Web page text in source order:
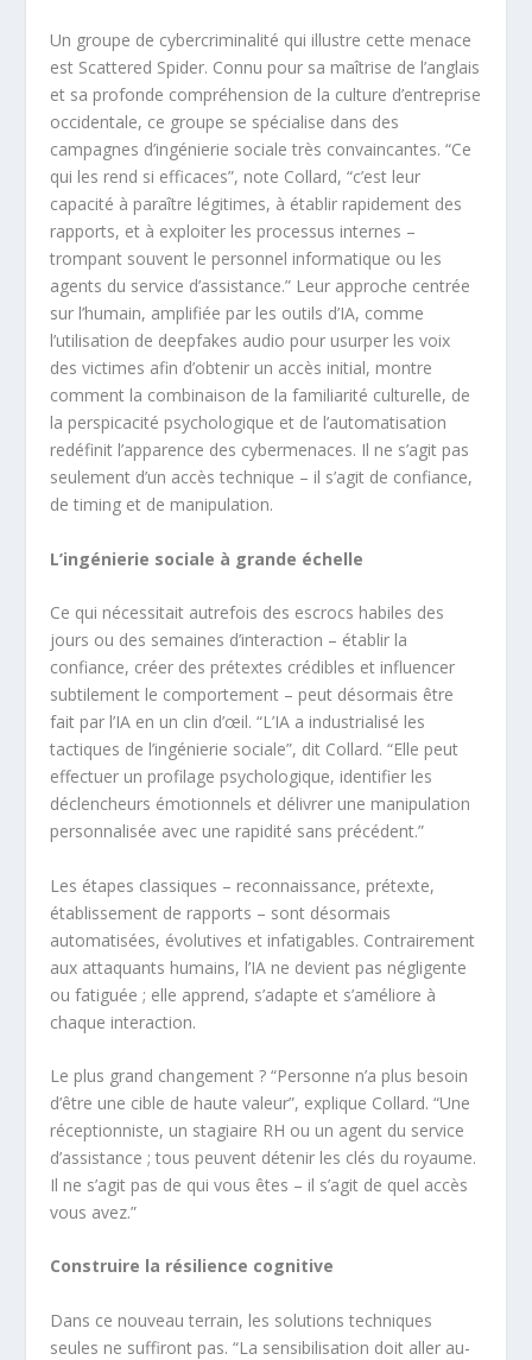
Un groupe de cybercriminalité qui illustre cette menace
est Scattered Spider. Connu pour sa maîtrise de l’anglais
et sa profonde compréhension de la culture d’entreprise
occidentale, ce groupe se spécialise dans des
campagnes d’ingénierie sociale très convaincantes. “Ce
qui les rend si efficaces”, note Collard, “c’est leur
capacité à paraître légitimes, à établir rapidement des
rapports, et à exploiter les processus internes –
trompant souvent le personnel informatique ou les
agents du service d’assistance.” Leur approche centrée
sur l’humain, amplifiée par les outils d’IA, comme
l’utilisation de deepfakes audio pour usurper les voix
des victimes afin d’obtenir un accès initial, montre
comment la combinaison de la familiarité culturelle, de
la perspicacité psychologique et de l’automatisation
redéfinit l’apparence des cybermenaces. Il ne s’agit pas
seulement d’un accès technique – il s’agit de confiance,
de timing et de manipulation.
L’ingénierie sociale à grande échelle
Ce qui nécessitait autrefois des escrocs habiles des
jours ou des semaines d’interaction – établir la
confiance, créer des prétextes crédibles et influencer
subtilement le comportement – peut désormais être
fait par l’IA en un clin d’œil. “L’IA a industrialisé les
tactiques de l’ingénierie sociale”, dit Collard. “Elle peut
effectuer un profilage psychologique, identifier les
déclencheurs émotionnels et délivrer une manipulation
personnalisée avec une rapidité sans précédent.”
Les étapes classiques – reconnaissance, prétexte,
établissement de rapports – sont désormais
automatisées, évolutives et infatigables. Contrairement
aux attaquants humains, l’IA ne devient pas négligente
ou fatiguée ; elle apprend, s’adapte et s’améliore à
chaque interaction.
Le plus grand changement ? “Personne n’a plus besoin
d’être une cible de haute valeur”, explique Collard. “Une
réceptionniste, un stagiaire RH ou un agent du service
d’assistance ; tous peuvent détenir les clés du royaume.
Il ne s’agit pas de qui vous êtes – il s’agit de quel accès
vous avez.”
Construire la résilience cognitive
Dans ce nouveau terrain, les solutions techniques
seules ne suffiront pas. “La sensibilisation doit aller au-